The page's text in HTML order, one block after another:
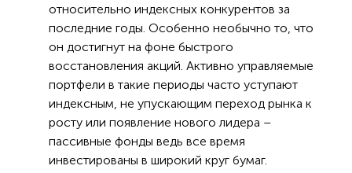
относительно индексных конкурентов за
последние годы. Особенно необычно то, что
он достигнут на фоне быстрого
восстановления акций. Активно управляемые
портфели в такие периоды часто уступают
индексным, не упускающим переход рынка к
росту или появление нового лидера –
пассивные фонды ведь все время
инвестированы в широкий круг бумаг.